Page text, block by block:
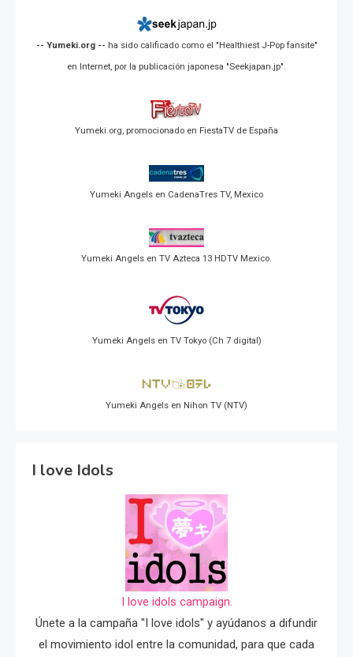
-- Yumeki.org -- ha sido calificado como el "Healthiest J-Pop fansite"
en Internet, por la publicación japonesa "Seekjapan.jp".
Yumeki.org, promocionado en FiestaTV de España
Yumeki Angels en CadenaTres TV, Mexico
Yumeki Angels en TV Azteca 13 HDTV Mexico.
Yumeki Angels en TV Tokyo (Ch 7 digital)
Yumeki Angels en Nihon TV (NTV)
I love Idols
I love idols campaign.
Únete a la campaña "I love idols" y ayúdanos a difundir
el movimiento idol entre la comunidad, para que cada